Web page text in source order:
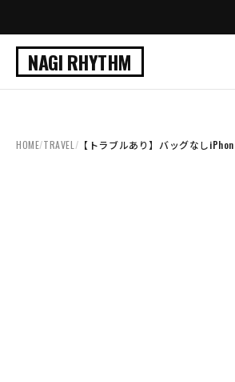
NAGI RHYTHM
HOME/TRAVEL / 【トラブルあり】バッグなし